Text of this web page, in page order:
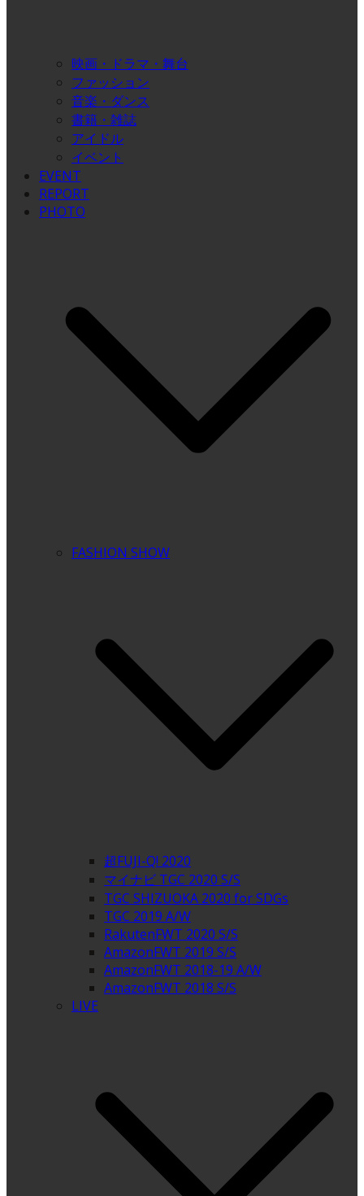
映画・ドラマ・舞台
ファッション
音楽・ダンス
書籍・雑誌
アイドル
イベント
EVENT
REPORT
PHOTO
FASHION SHOW
超FUJI-Q! 2020
マイナビ TGC 2020 S/S
TGC SHIZUOKA 2020 for SDGs
TGC 2019 A/W
RakutenFWT 2020 S/S
AmazonFWT 2019 S/S
AmazonFWT 2018-19 A/W
AmazonFWT 2018 S/S
LIVE